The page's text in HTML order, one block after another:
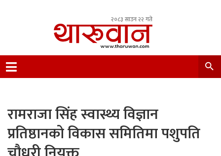
२०८३ साउन २२ गते
Nepal.
रामराजा सिंह स्वास्थ्य विज्ञान
प्रतिष्ठानको विकास समितिमा पशुपति